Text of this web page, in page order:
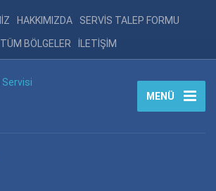
HAKKIMIZDA SERVİS TALEP FORMU
TÜM BÖLGELER İLETİŞİM
MENÜ